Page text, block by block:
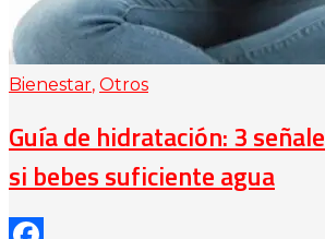
Bienestar, Otros
Guía de hidratación: 3
si bebes suficiente agua